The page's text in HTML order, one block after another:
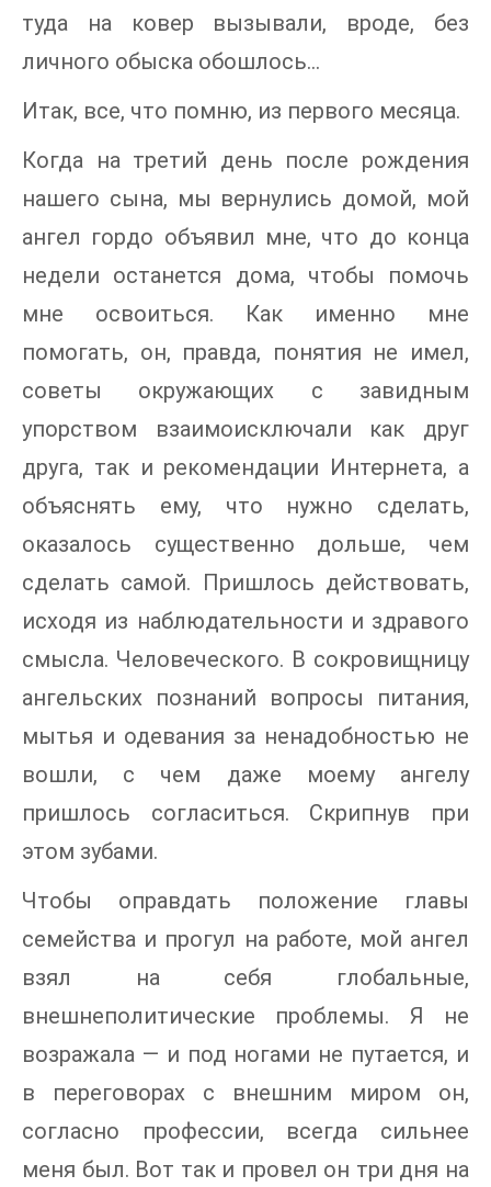
туда на ковер вызывали, вроде, без
личного обыска обошлось…
Итак, все, что помню, из первого месяца.
Когда на третий день после рождения
нашего сына, мы вернулись домой, мой
ангел гордо объявил мне, что до конца
недели останется дома, чтобы помочь
мне освоиться. Как именно мне
помогать, он, правда, понятия не имел,
советы окружающих с завидным
упорством взаимоисключали как друг
друга, так и рекомендации Интернета, а
объяснять ему, что нужно сделать,
оказалось существенно дольше, чем
сделать самой. Пришлось действовать,
исходя из наблюдательности и здравого
смысла. Человеческого. В сокровищницу
ангельских познаний вопросы питания,
мытья и одевания за ненадобностью не
вошли, с чем даже моему ангелу
пришлось согласиться. Скрипнув при
этом зубами.
Чтобы оправдать положение главы
семейства и прогул на работе, мой ангел
взял на себя глобальные,
внешнеполитические проблемы. Я не
возражала — и под ногами не путается, и
в переговорах с внешним миром он,
согласно профессии, всегда сильнее
меня был. Вот так и провел он три дня на